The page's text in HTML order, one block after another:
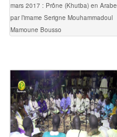
mars 2017 : Prône (Khutba) en Arabe
par l’imame Serigne Mouhammadoul
Mamoune Bousso